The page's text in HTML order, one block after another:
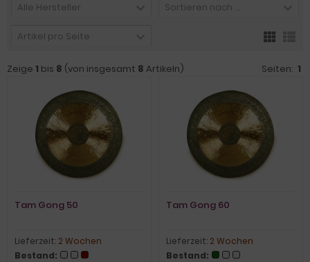
Alle Hersteller Sortieren nach ...
Artikel pro Seite
Zeige 1 bis 8 (von insgesamt 8 Artikeln) Seiten: 1
Tam Gong 50
Lieferzeit: 2 Wochen
Bestand:
Tam Gong 60
Lieferzeit: 2 Wochen
Bestand: